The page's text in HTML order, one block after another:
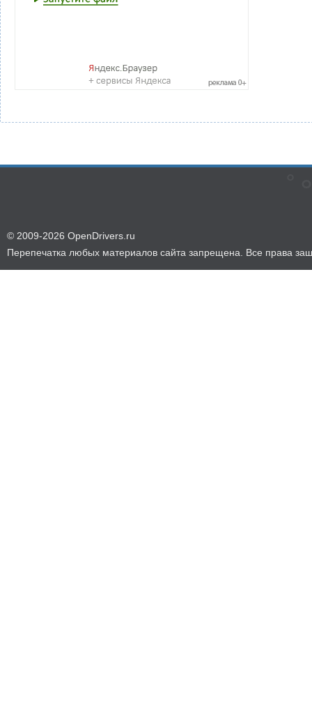
© 2009-2026 OpenDrivers.ru
Перепечатка любых материалов сайта запрещена. Все права